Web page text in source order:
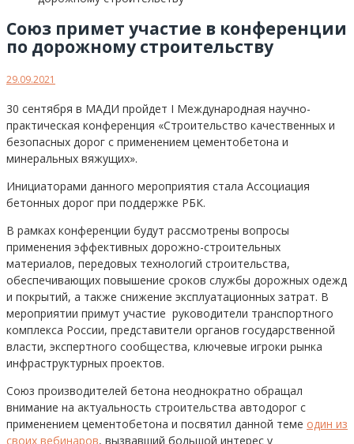
Союз примет участие в конференции
по дорожному строительству
29.09.2021
30 сентября в МАДИ пройдет I Международная научно-
практическая конференция «Строительство качественных и
безопасных дорог с применением цементобетона и
минеральных вяжущих».
Инициаторами данного мероприятия стала Ассоциация
бетонных дорог при поддержке РБК.
В рамках конференции будут рассмотрены вопросы
применения эффективных дорожно-строительных
материалов, передовых технологий строительства,
обеспечивающих повышение сроков службы дорожных одежд
и покрытий, а также снижение эксплуатационных затрат. В
мероприятии примут участие руководители транспортного
комплекса России, представители органов государственной
власти, экспертного сообщества, ключевые игроки рынка
инфраструктурных проектов.
Союз производителей бетона неоднократно обращал
внимание на актуальность строительства автодорог с
применением цементобетона и посвятил данной теме один из
своих вебинаров, вызвавший большой интерес у